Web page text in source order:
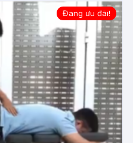
Đang ưu đãi!